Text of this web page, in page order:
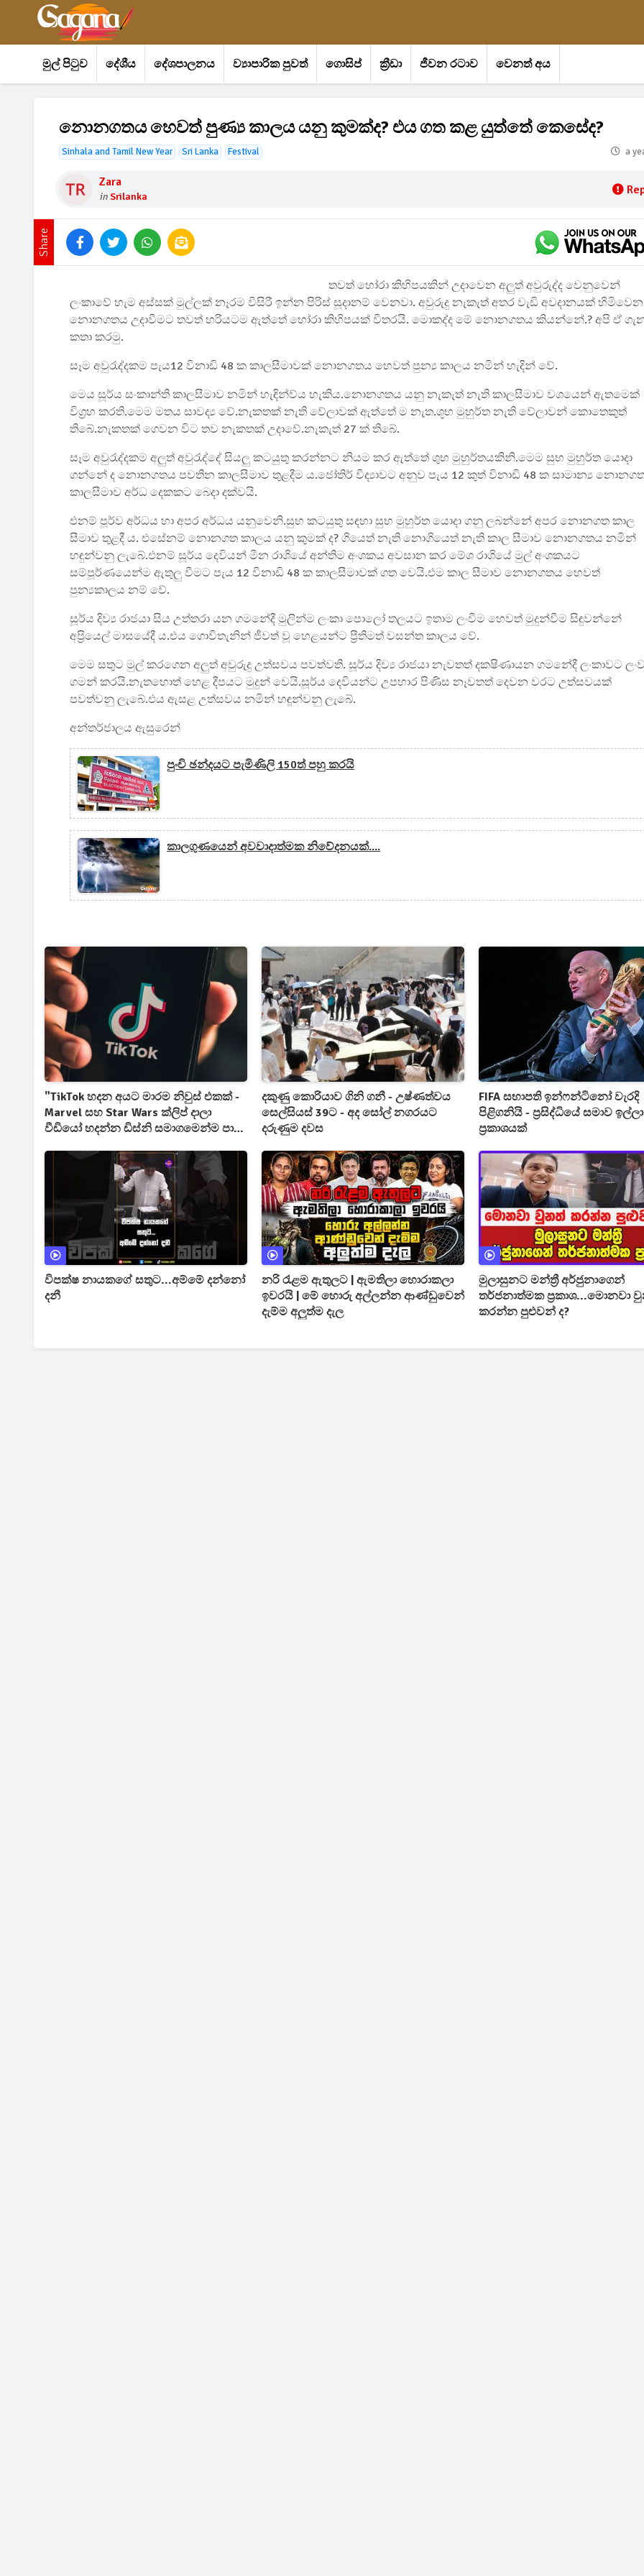
මුල් පිටුව දේශීය දේශපාලනය ව්‍යාපාරික පුවත් ගොසිප් ක්‍රීඩා ජීවන රටාව වෙනත් අය
නොනගතය හෙවත් පුණ්‍ය කාලය යනු කුමක්ද? එය ගත කළ යුත්තේ කෙසේද?
Sinhala and Tamil New Year Sri Lanka Festival a
Zara
inSrilanka
Share
තවත් හෝරා කිහිපයකින් උදාවෙන අලුත් අවුරුද්ද වෙනුවෙන්
ලංකාවේ හැම අස්සක් මුල්ලක් නෑරම විසිරී ඉන්න පිරිස් සූදානම් වෙනවා. අවුරුදු නැකැත් අතර වැඩි අවදානයක් හිමිවෙන
නොනගතය උදාවීමට තවත් හරියටම ඇත්තේ හෝරා කිහිපයක් විතරයි. මොකද්ද මේ නොනගතය කියන්නේ.? අපි ඒ
කතා කරමු.
සෑම අවුරැද්දකම පැය12 විනාඩි 48 ක කාලසීමාවක් නොනගතය හෙවත් පුන්‍ය කාලය නමින් හැදින් වේ.
මෙය සූර්ය සංකාන්ති කාලසීමාව නමින් හැඳින්ව්ය හැකිය.නොනගතය යනු නැකැත් නැති කාලසීමාව වශයෙන් ඇතමෙක්
විග්‍රහ කරති.මෙම මතය සාවද්‍ය වේ.නැකතක් නැති වේලාවක් ඇත්තේ ම නැත.ශූභ මුහුර්ත නැති වේලාවන් කොතෙකුත්
තිබේ.නැකතක් ගෙවන විට තව නැකතක් උදාවේ.නැකැත් 27 ක් තිබේ.
සෑම අවුරැද්දකම අලුත් අවුරැද්දේ සියලු කටයුතු කරන්නට නියම කර ඇත්තේ ශුභ මුහුර්තයකිනි.මෙම සුභ මුහුර්ත යොදා
ගන්නේ ද නොනගතය පවතින කාලසීමාව තුළදීම ය.ජෝතිර් විද්‍යාවට අනුව පැය 12 කුත් විනාඩි 48 ක සාමාන්‍ය
කාලසීමාව අර්ධ දෙකකට බෙදා දක්වයි.
එනම් පූර්ව අර්ධය හා අපර අර්ධය යනුවෙනි.සුභ කටයුතු සඳහා සුභ මුහුර්ත යොදා ගනු ලබන්නේ අපර නොනගත කාල
සීමාව තුළදී ය. එසේනම් නොනගත කාලය යනු කුමක් ද? ගියෙත් නැති නොගියෙත් නැති කාල සීමාව නොනගතය නමින්
හඳුන්වනු ලැබේ.එනම් සූර්ය දෙවියන් මීන රාශියේ අන්තිම අංශකය අවසාන කර මේශ රාශියේ මුල් අංශකයට
සම්පූර්ණයෙන්ම ඇතුලු වීමට පැය 12 විනාඩි 48 ක කාලසීමාවක් ගත වෙයි.එම කාල සීමාව නොනගතය හෙවත්
පුන්‍යකාලය නම් වේ.
සූර්ය දිව්‍ය රාජයා සිය උත්තරා යන ගමනේදී මුලින්ම ලංකා පොලෝ තලයට ඉතාම ලංවීම හෙවත් මුදුන්වීම සිඳුවන්නේ
අප්‍රියෙල් මාසයේදී ය.එය ගොවිතැනින් ජීවත් වූ හෙළයන්ට ප්‍රීතිමත් වසන්ත කාලය වේ.
මෙම සතුට මුල් කරගෙන අලුත් අවුරුදු උත්සවය පවත්වති. සූර්ය දිව්‍ය රාජයා නැවතත් දකෂිණායන ගමනේදී ලංකාවට ලංව
ගමන් කරයි.නැතහොත් හෙළ දීපයට මුදුන් වෙයි.සූර්ය දෙවියන්ට උපහාර පිණිස නෑවතත් දෙවන වරට උත්සවයක්
පවත්වනු ලැබේ.එය ඇසළ උත්සවය නමින් හඳූන්වනු ලැබේ.
අන්තර්ජාලය ඇසුරෙන්
පුංචි ඡන්දයට පැමිණිලි 150ත් පහු කරයි
කාලගුණයෙන් අවවාදාත්මක නිවේදනයක්....
"TikTok හදන අයට මාරම නිවුස් එකක් -
Marvel සහ Star Wars ක්ලිප් දාලා
වීඩියෝ හදන්න ඩිස්නි සමාගමෙන්ම පාර
දකුණු කොරියාව ගිනි ගනී - උෂ්ණත්වය
සෙල්සියස් 39ට - අද සෝල් නගරයට
දරුණුම දවස
FIFA සභාපති ඉන්ෆන්ටිනෝ වැරදි
පිළිගනියි - ප්‍රසිද්ධියේ සමාව
ප්‍රකාශයක්
විපක්ෂ නායකගේ සතුට...අම්මේ දන්නෝ
දනී
නරි රැළම ඇතුලට | ඇමතිලා හොරාකලා
ඉවරයි | මේ හොරු අල්ලන්න ආණ්ඩුවෙන්
දැම්ම අලුත්ම දැල
මුලාසුනට මන්ත්‍රී අර්ජුනාගෙන්
තර්ජනාත්මක ප්‍රකාශ...මොනවා
කරන්න පුළුවන් ද?